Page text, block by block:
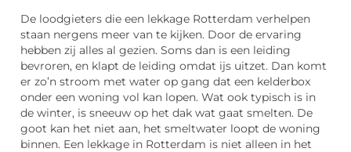
De loodgieters die een lekkage Rotterdam verhelpen
staan nergens meer van te kijken. Door de ervaring
hebben zij alles al gezien. Soms dan is een leiding
bevroren, en klapt de leiding omdat ijs uitzet. Dan komt
er zo’n stroom met water op gang dat een kelderbox
onder een woning vol kan lopen. Wat ook typisch is in
de winter, is sneeuw op het dak wat gaat smelten. De
goot kan het niet aan, het smeltwater loopt de woning
binnen. Een lekkage in Rotterdam is niet alleen in het